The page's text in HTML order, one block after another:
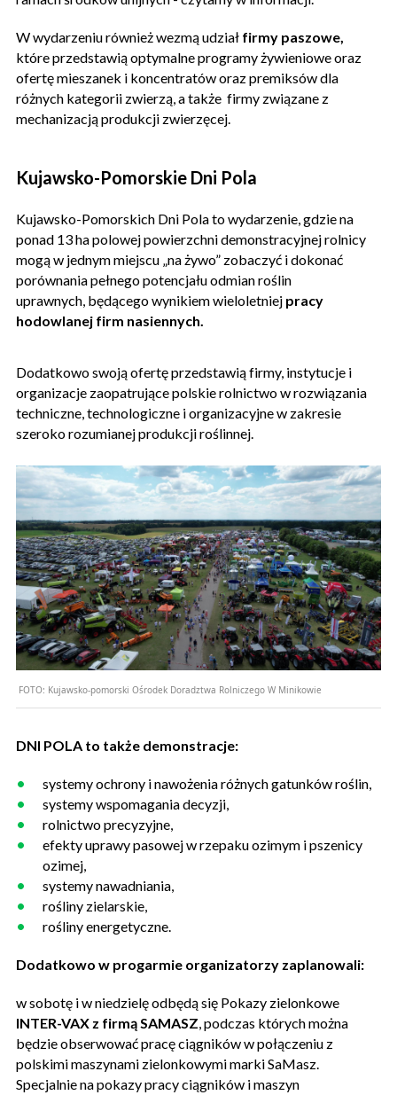
W wydarzeniu również wezmą udział firmy paszowe,
które przedstawią optymalne programy żywieniowe oraz
ofertę mieszanek i koncentratów oraz premiksów dla
różnych kategorii zwierzą, a także firmy związane z
mechanizacją produkcji zwierzęcej.
Kujawsko-Pomorskie Dni Pola
Kujawsko-Pomorskich Dni Pola to wydarzenie, gdzie na
ponad 13 ha polowej powierzchni demonstracyjnej rolnicy
mogą w jednym miejscu „na żywo” zobaczyć i dokonać
porównania pełnego potencjału odmian roślin
uprawnych, będącego wynikiem wieloletniej pracy
hodowlanej firm nasiennych.
Dodatkowo swoją ofertę przedstawią firmy, instytucje i
organizacje zaopatrujące polskie rolnictwo w rozwiązania
techniczne, technologiczne i organizacyjne w zakresie
szeroko rozumianej produkcji roślinnej.
FOTO: Kujawsko-pomorski Ośrodek Doradztwa Rolniczego W Minikowie
DNI POLA to także demonstracje:
systemy ochrony i nawożenia różnych gatunków roślin,
systemy wspomagania decyzji,
rolnictwo precyzyjne,
efekty uprawy pasowej w rzepaku ozimym i pszenicy
ozimej,
systemy nawadniania,
rośliny zielarskie,
rośliny energetyczne.
Dodatkowo w progarmie organizatorzy zaplanowali:
w sobotę i w niedzielę odbędą się Pokazy zielonkowe
INTER-VAX z firmą SAMASZ, podczas których można
będzie obserwować pracę ciągników w połączeniu z
polskimi maszynami zielonkowymi marki SaMasz.
Specjalnie na pokazy pracy ciągników i maszyn